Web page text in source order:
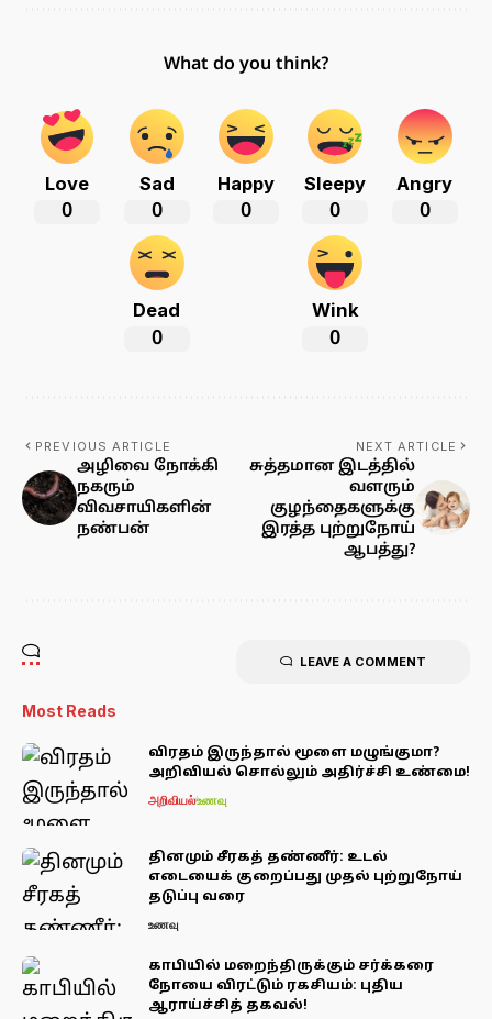
What do you think?
Love
0
Sad
0
Happy
0
Sleepy
0
Angry
0
Dead
0
Wink
0
PREVIOUS ARTICLE
அழிவை நோக்கி
நகரும்
விவசாயிகளின்
நண்பன்
NEXT ARTICLE
சுத்தமான இடத்தில்
வளரும்
குழந்தைகளுக்கு
இரத்த புற்றுநோய்
ஆபத்து?
LEAVE A COMMENT
Most Reads
விரதம் இருந்தால் மூளை மழுங்குமா?
அறிவியல் சொல்லும் அதிர்ச்சி உண்மை!
அறிவியல்உணவு
தினமும் சீரகத் தண்ணீர்: உடல்
எடையைக் குறைப்பது முதல் புற்றுநோய்
தடுப்பு வரை
உணவு
காபியில் மறைந்திருக்கும் சர்க்கரை
நோயை விரட்டும் ரகசியம்: புதிய
ஆராய்ச்சித் தகவல்!